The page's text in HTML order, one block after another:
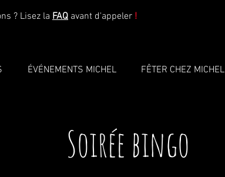
? Lisez la FAQ avant d'appeler !
ÉVÉNEMENTS MICHEL FÊTER CHEZ MICHEL
Soirée bingo